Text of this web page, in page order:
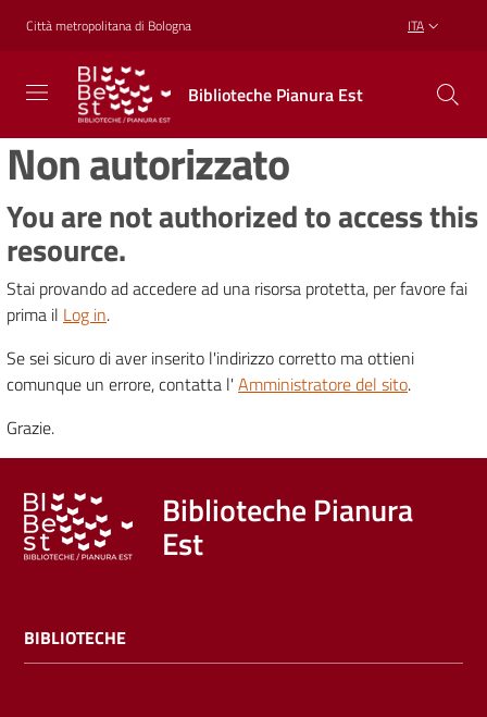
Vai al contenuto
Vai alla navigazione
Vai al footer
Città metropolitana di Bologna ITA
Biblioteche Pianura Est
Biblioteche
Pianura
Est
CONOSCERE,
CREARE,
Biblioteche
Cosa
offriamo
Trova
libri
e
film
Calendario
Non autorizzato
You are not authorized to access this
resource.
Stai provando ad accedere ad una risorsa protetta, per favore fai
prima il Log in.
Se sei sicuro di aver inserito l'indirizzo corretto ma ottieni
comunque un errore, contatta l' Amministratore del sito.
Grazie.
Biblioteche Pianura
Est
BIBLIOTECHE